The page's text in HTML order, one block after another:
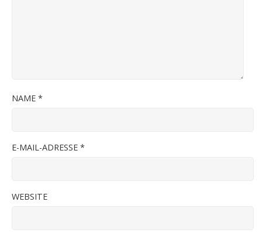
NAME *
E-MAIL-ADRESSE *
WEBSITE